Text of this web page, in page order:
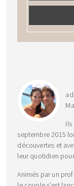
Ils
septembre 2015
découvertes et
leur quotidien
Animés par un